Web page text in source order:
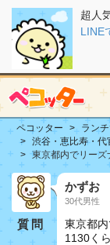
超人
LINE
ペコッター ラン
渋谷・恵比寿・代
東京都内でリーズ
質問
かずお
30代男性
東京都
1130く